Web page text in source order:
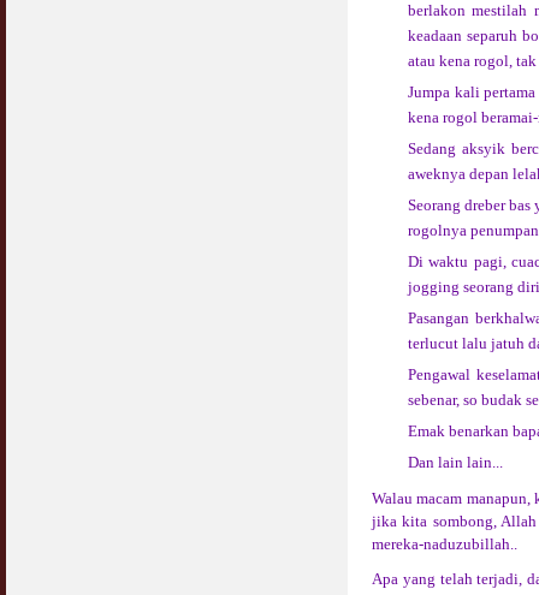
berlakon mestilah
keadaan separuh
atau kena rogol,
Jumpa kali
kena rogol
Sedang aksyik
aweknya depan
Seorang dreber
rogolnya
Di waktu pagi,
jogging seorang diri
Pasangan
terlucut lalu jatuh
Pengawal
sebenar, so budak
Emak benarkan
Dan lain lain...
Walau macam
jika kita sombong, Allah
mereka-naduzubillah..
Apa yang telah terjadi,